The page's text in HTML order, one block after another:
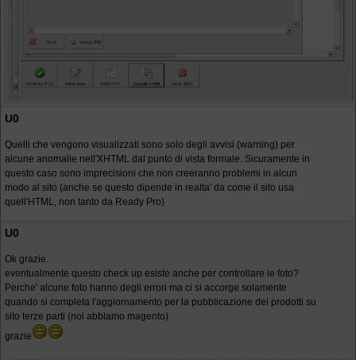
U0
Quelli che vengono visualizzati sono solo degli avvisi (warning) per
alcune anomalie nell'XHTML dal punto di vista formale. Sicuramente in
questo caso sono imprecisioni che non creeranno problemi in alcun
modo al sito (anche se questo dipende in realta' da come il sito usa
quell'HTML, non tanto da Ready Pro)
U0
Ok grazie.
eventualmente questo check up esiste anche per controllare le foto?
Perche' alcune foto hanno degli errori ma ci si accorge solamente
quando si completa l'aggiornamento per la pubblicazione dei prodotti su
sito terze parti (noi abbiamo magento)
grazie